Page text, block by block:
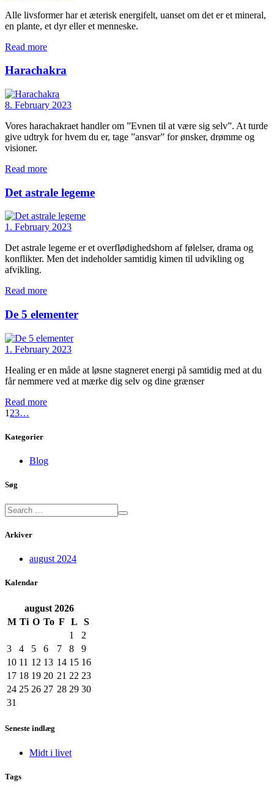
Alle livsformer har et æterisk energifelt, uanset om det er et mineral,
en plante, et dyr eller et menneske.
Read more
Harachakra
8. February 2023
Vores harachakraet handler om ”Evnen til at være sig selv”. At turde
give udtryk for hvem du er, tage ”ansvar” for ønsker, drømme og
visioner.
Read more
Det astrale legeme
1. February 2023
Det astrale legeme er et overflødighedshorn af følelser, drama og
konflikter. Men det indeholder samtidig kimen til udvikling og
afvikling.
Read more
De 5 elementer
1. February 2023
Healing er en måde at løsne stagneret energi på samtidig med at du
får nemmere ved at mærke dig selv og dine grænser
Read more
1 23…
Kategorier
Blog
Søg
Arkiver
august 2024
Kalendar
august 2026
M Ti O To F L
S
1
2
3
4 5 6 7 8
9
10 11 12 13 14 15 16
17 18 19 20 21 22 23
24 25 26 27 28 29 30
31
Seneste indlæg
Midt i livet
Tags